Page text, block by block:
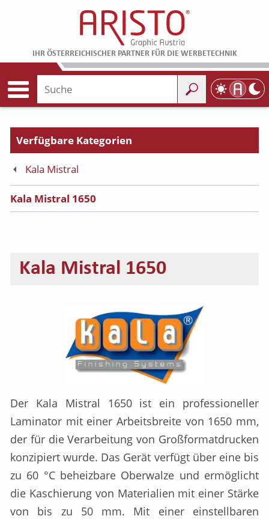
IHR ÖSTERREICHISCHER PARTNER FÜR DIE WERBETECHNIK
Kala Mistral
Kala Mistral 1650
Kala Mistral 1650
Der Kala Mistral 1650 ist ein professioneller
Laminator mit einer Arbeitsbreite von 1650 mm,
der für die Verarbeitung von Großformatdrucken
konzipiert wurde. Das Gerät verfügt über eine bis
zu 60 °C beheizbare Oberwalze und ermöglicht
die Kaschierung von Materialien mit einer Stärke
von bis zu 50 mm. Mit einer einstellbaren